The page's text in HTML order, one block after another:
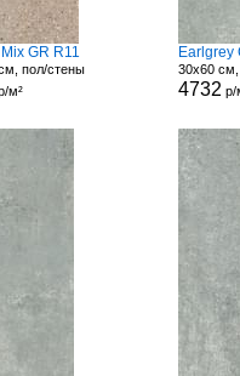
GR R11
пол/стены
м²
Earlgrey
30x60
4732 р/